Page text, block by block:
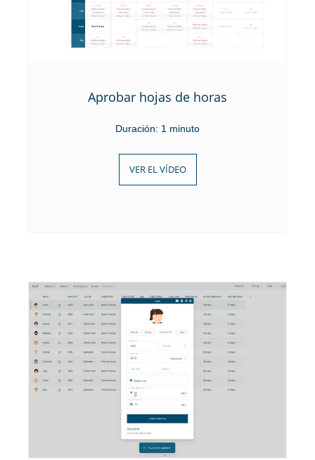
Aprobar hojas de horas
Duración: 1 minuto
VER EL VÍDEO